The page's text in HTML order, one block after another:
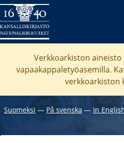
Verkkoarkiston aineisto
vapaakappaletyöasemilla.
verkkoarkiston
Suomeksi ― På svenska ― In